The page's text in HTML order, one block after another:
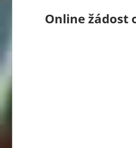
Online žádost